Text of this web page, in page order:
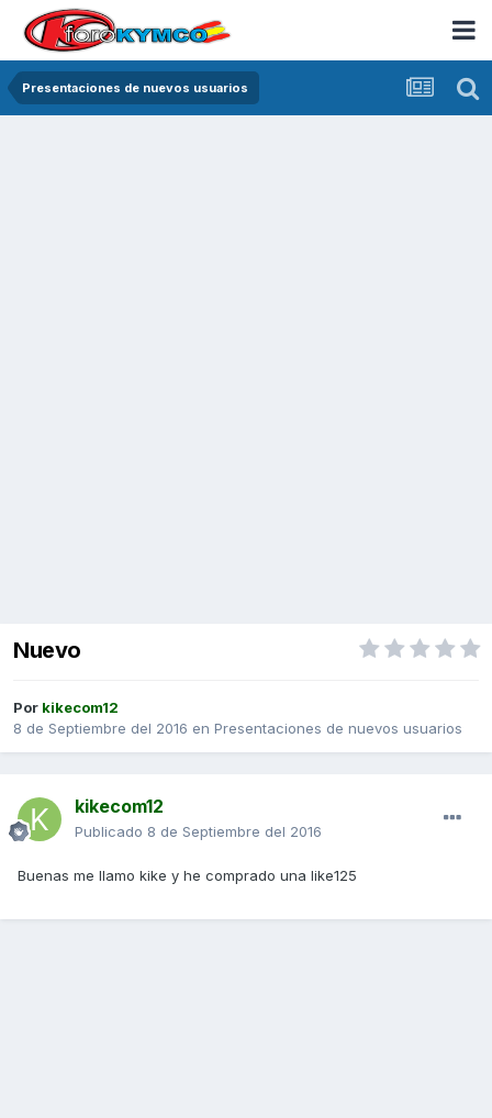
Presentaciones de nuevos usuarios
Nuevo
Por kikecom12
8 de Septiembre del 2016 en Presentaciones de nuevos usuarios
kikecom12
Publicado 8 de Septiembre del 2016
Buenas me llamo kike y he comprado una like125